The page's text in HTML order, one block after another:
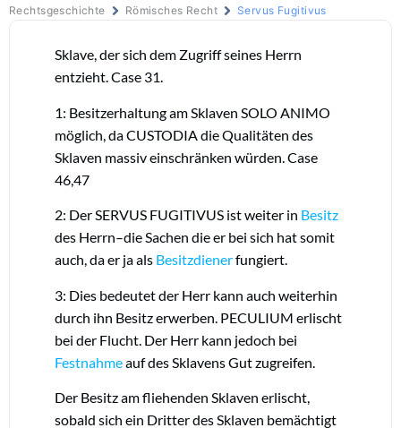
Rechtsgeschichte
Römisches Recht Servus Fugitivus
Sklave, der sich dem Zugriff seines Herrn
entzieht. Case 31.
1: Besitzerhaltung am Sklaven SOLO ANIMO
möglich, da CUSTODIA die Qualitäten des
Sklaven massiv einschränken würden. Case
46,47
2: Der SERVUS FUGITIVUS ist weiter in Besitz
des Herrn–die Sachen die er bei sich hat somit
auch, da er ja als Besitzdienerfungiert.
3: Dies bedeutet der Herr kann auch weiterhin
durch ihn Besitz erwerben. PECULIUM erlischt
bei der Flucht. Der Herr kann jedoch bei
Festnahmeauf des Sklavens Gut zugreifen.
Der Besitz am fliehenden Sklaven erlischt,
sobald sich ein Dritter des Sklaven bemächtigt